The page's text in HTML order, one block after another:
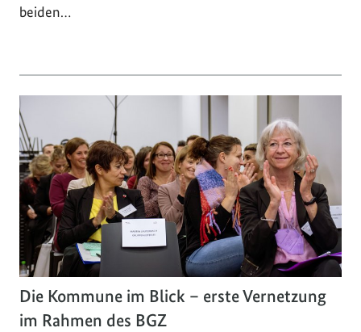
beiden…
Die Kommune im Blick – erste Vernetzung
im Rahmen des BGZ